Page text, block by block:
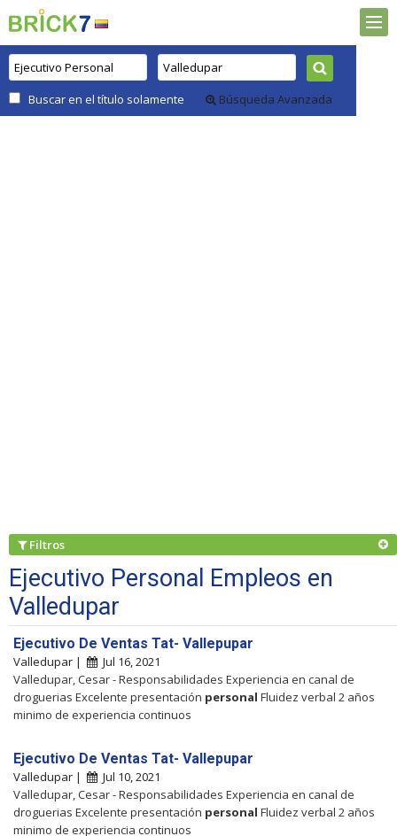
Buscar en el título solamente Búsqueda Avanzada
Filtros
Ejecutivo Personal Empleos en
Valledupar
Ejecutivo De Ventas Tat- Vallepupar
Valledupar |
Jul 16, 2021
Valledupar, Cesar - Responsabilidades Experiencia en canal de
droguerias Excelente presentación personal Fluidez verbal 2 años
minimo de experiencia continuos
Ejecutivo De Ventas Tat- Vallepupar
Valledupar |
Jul 10, 2021
Valledupar, Cesar - Responsabilidades Experiencia en canal de
droguerias Excelente presentación personal Fluidez verbal 2 años
minimo de experiencia continuos